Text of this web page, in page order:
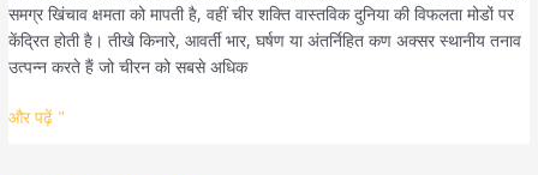
समग्र खिंचाव क्षमता को मापती है, वहीं चीर शक्ति वास्तविक दुनिया की विफलता मोडों पर
केंद्रित होती है। तीखे किनारे, आवर्ती भार, घर्षण या अंतर्निहित कण अक्सर स्थानीय तनाव
उत्पन्न करते हैं जो चीरन को सबसे अधिक
और पढ़ें "